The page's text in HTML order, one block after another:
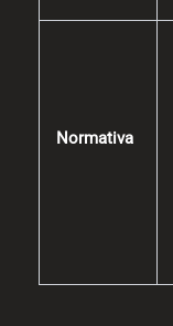
Normativa